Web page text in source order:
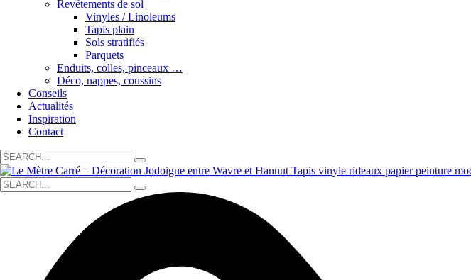
Revêtements de sol
Vinyles / Linoleums
Tapis plain
Sols stratifiés
Parquets
Enduits, colles, pinceaux …
Déco, nappes, coussins
Conseils
Actualités
Inspiration
Contact
Search
for:
Search
for: